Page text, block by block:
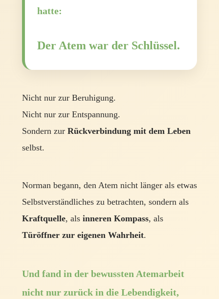
hatte:
Der Atem war der Schlüssel.
Nicht nur zur Beruhigung.
Nicht nur zur Entspannung.
Sondern zur Rückverbindung mit dem Leben
selbst.
Norman begann, den Atem nicht länger als etwas
Selbstverständliches zu betrachten, sondern als
Kraftquelle, als inneren Kompass, als
Türöffner zur eigenen Wahrheit.
Und fand in der bewussten Atemarbeit
nicht nur zurück in die Lebendigkeit,